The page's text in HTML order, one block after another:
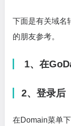
下面是有关域名
的朋友参考。
1、在
2、登录后
在Domain菜单